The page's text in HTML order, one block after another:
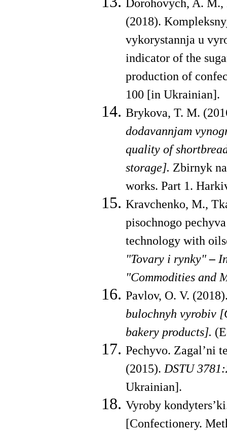
Dorohovych, A. M.,
(2018).
vykorystannja u
indicator of the
production of
100 [in Ukrainian].
Brykova, T. M.
doda­vannjam
quality of
storage]. Zbirnyk
works. Part 1.
Kravchenko, M.,
pisochnogo
technology with
"Tovary i rynky"–
"Commodities and
Pavlov, O. V.
bulochnyh vyrobiv
bakery products].
Pechyvo. Zagal’ni
(2015).DSTU
Ukrainian].
Vyroby
[Confectionery.